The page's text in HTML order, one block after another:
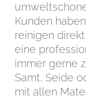
Kunden
reinigen
eine
immer gerne
Samt, Seide
mit allen